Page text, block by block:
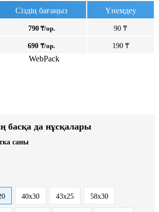
Сіздің бағаңыз Үнемдеу
790₸/ор. 90 ₸
690 ₸/ор. 190 ₸
WebPack
басқа да нұсқалары
саны
40x30 43х25 58х30